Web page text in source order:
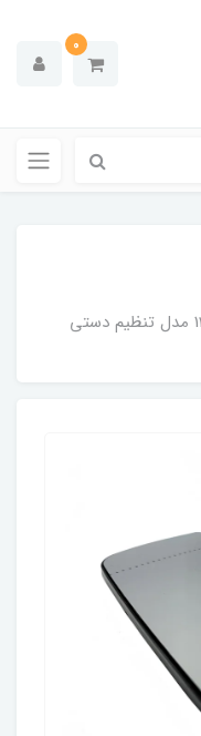
0
شیشه آینه جدید چپ آریکو کد 1359L مدل تنظیم دستی